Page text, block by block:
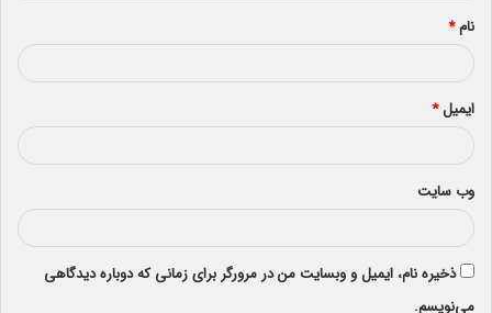
نام*
ایمیل*
وب‌ سایت
ذخیره نام، ایمیل و وبسایت من در مرورگر برای زمانی که دوباره دیدگاهی
می‌نویسم.